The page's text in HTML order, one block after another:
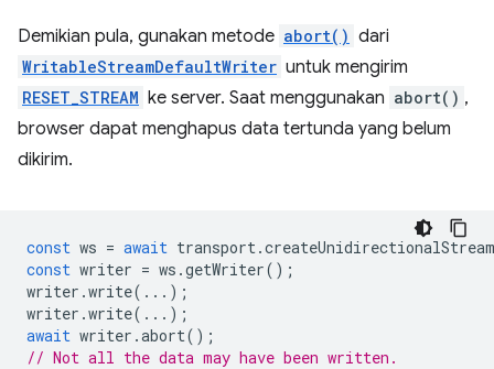
Demikian pula, gunakan metode abort() dari
WritableStreamDefaultWriter untuk mengirim
RESET_STREAM ke server. Saat menggunakan abort() ,
browser dapat menghapus data tertunda yang belum
dikirim.
const ws = await transport.createUnidirectionalStream
const writer = ws .getWriter();
writer .write(...);
writer .write(...);
await writer .abort();
// Not all the data may have been written.